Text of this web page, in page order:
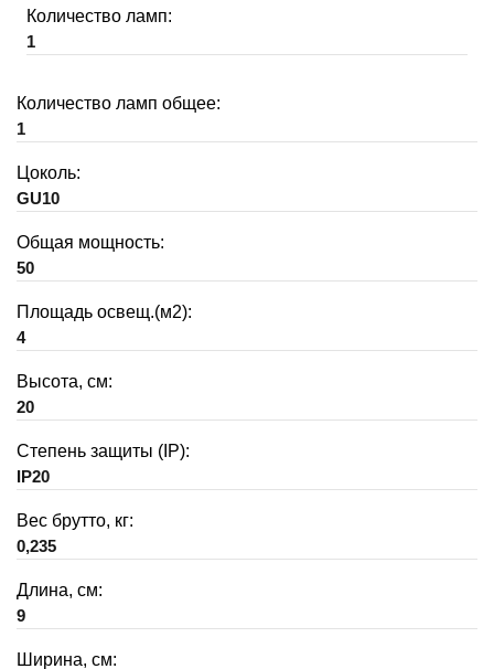
Количество ламп:
1
Количество ламп общее:
1
Цоколь:
GU10
Общая мощность:
50
Площадь освещ.(м2):
4
Высота, см:
20
Степень защиты (IP):
IP20
Вес брутто, кг:
0,235
Длина, см:
9
Ширина, см: